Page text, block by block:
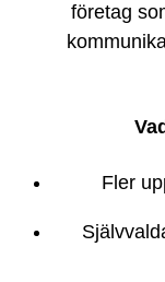
företag
Fler